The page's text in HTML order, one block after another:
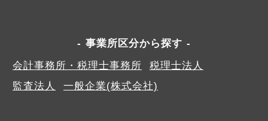
事業所区分から探す
会計事務所・税理士事務所
税理士法人
監査法人
一般企業(株式会社)